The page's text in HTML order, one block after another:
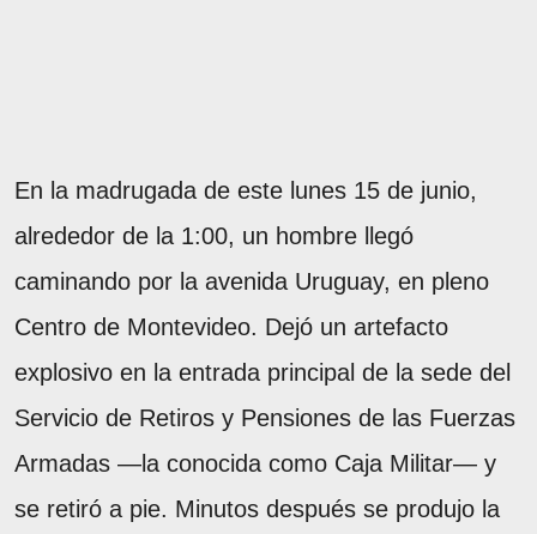
En la madrugada de este lunes 15 de junio,
alrededor de la 1:00, un hombre llegó
caminando por la avenida Uruguay, en pleno
Centro de Montevideo. Dejó un artefacto
explosivo en la entrada principal de la sede del
Servicio de Retiros y Pensiones de las Fuerzas
Armadas —la conocida como Caja Militar— y
se retiró a pie. Minutos después se produjo la